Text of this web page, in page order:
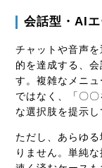
会話型・AI
チャットや音声
的を達成する、
す。複雑なメニ
ではなく、「〇
な選択肢を提示し
ただし、あらゆ
りません。単純